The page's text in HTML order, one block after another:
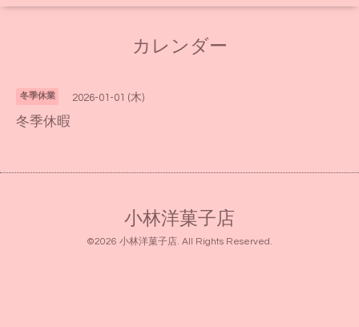
カレンダー
冬季休業 2026-01-01 (木)
冬季休暇
小林洋菓子店
©2026 小林洋菓子店. All Rights Reserved.